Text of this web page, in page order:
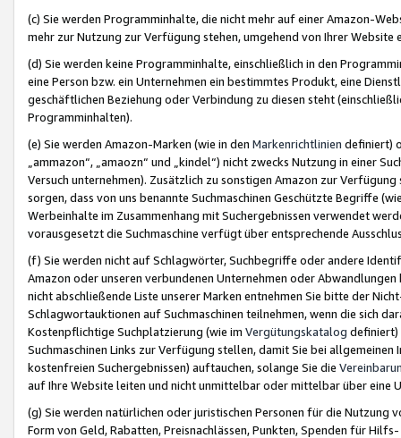
(c) Sie werden Programminhalte, die nicht mehr auf einer Amazon-
mehr zur Nutzung zur Verfügung stehen, umgehend von Ihrer
(d) Sie werden keine Programminhalte, einschließlich in den
eine Person bzw. ein Unternehmen ein bestimmtes Produkt, eine
geschäftlichen Beziehung oder Verbindung zu diesen steht
Programminhalten).
(e) Sie werden Amazon-Marken (wie in den Markenrichtlinien definiert)
„ammazon“, „amaozn“ und „kindel“) nicht zwecks Nutzung in einer
Versuch unternehmen). Zusätzlich zu sonstigen Amazon zur
sorgen, dass von uns benannte Suchmaschinen Geschützte Begriffe
Werbeinhalte im Zusammenhang mit Suchergebnissen verwendet
vorausgesetzt die Suchmaschine verfügt über entsprechende
(f) Sie werden nicht auf Schlagwörter, Suchbegriffe oder andere
Amazon oder unseren verbundenen Unternehmen oder
nicht abschließende Liste unserer Marken entnehmen Sie bitte der
Schlagwortauktionen auf Suchmaschinen teilnehmen, wenn die sich
Kostenpflichtige Suchplatzierung (wie im Vergütungskatalog definiert)
Suchmaschinen Links zur Verfügung stellen, damit Sie bei
kostenfreien Suchergebnissen) auftauchen, solange Sie die
auf Ihre Website leiten und nicht unmittelbar oder mittelbar über eine
(g) Sie werden natürlichen oder juristischen Personen für die Nutzung
Form von Geld, Rabatten, Preisnachlässen, Punkten, Spenden für